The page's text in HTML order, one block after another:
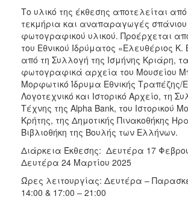
Το υλικό της έκθεσης αποτελείται
τεκμήρια και αναπαραγωγές σπάνιου
φωτογραφικού υλικού. Προέρχεται
του Εθνικού Ιδρύματος «Ελευθέριος Κ.
από τη Συλλογή της Ισμήνης Κριάρη, τα
φωτογραφικά αρχεία του Μουσείου
Μορφωτικό Ίδρυμα Εθνικής Τραπέζης/
Λογοτεχνικό και Ιστορικό Αρχείο, τη
Τέχνης της Alpha Bank, του Ιστορικού
Κρήτης, της Δημοτικής Πινακοθήκης
Βιβλιοθήκη της Βουλής των Ελλήνων.
Διάρκεια Έκθεσης: Δευτέρα 17
Δευτέρα 24 Μαρτίου 2025
Ώρες λειτουργίας: Δευτέρα –
14:00 & 17:00 – 21:00